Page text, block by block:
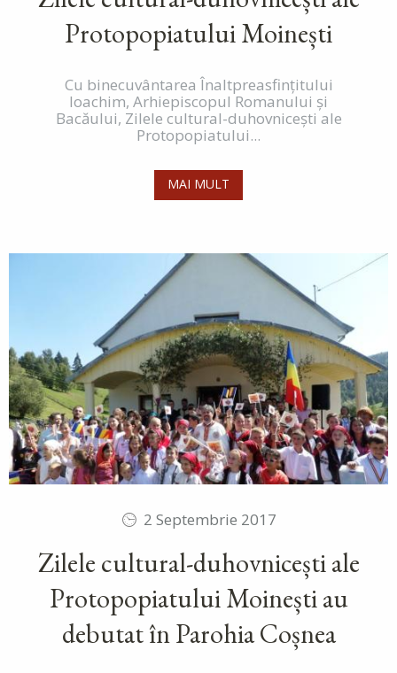
Protopopiatului Moinești
Cu binecuvântarea Înaltpreasfințitului
Ioachim, Arhiepiscopul Romanului și
Bacăului, Zilele cultural-duhovnicești ale
Protopopiatului...
MAI MULT
2 Septembrie 2017
Zilele cultural-duhovnicești ale
Protopopiatului Moinești au
debutat în Parohia Coșnea